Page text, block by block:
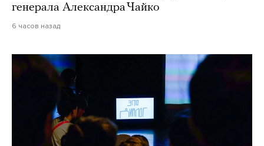
генерала Александра Чайко
6 часов назад